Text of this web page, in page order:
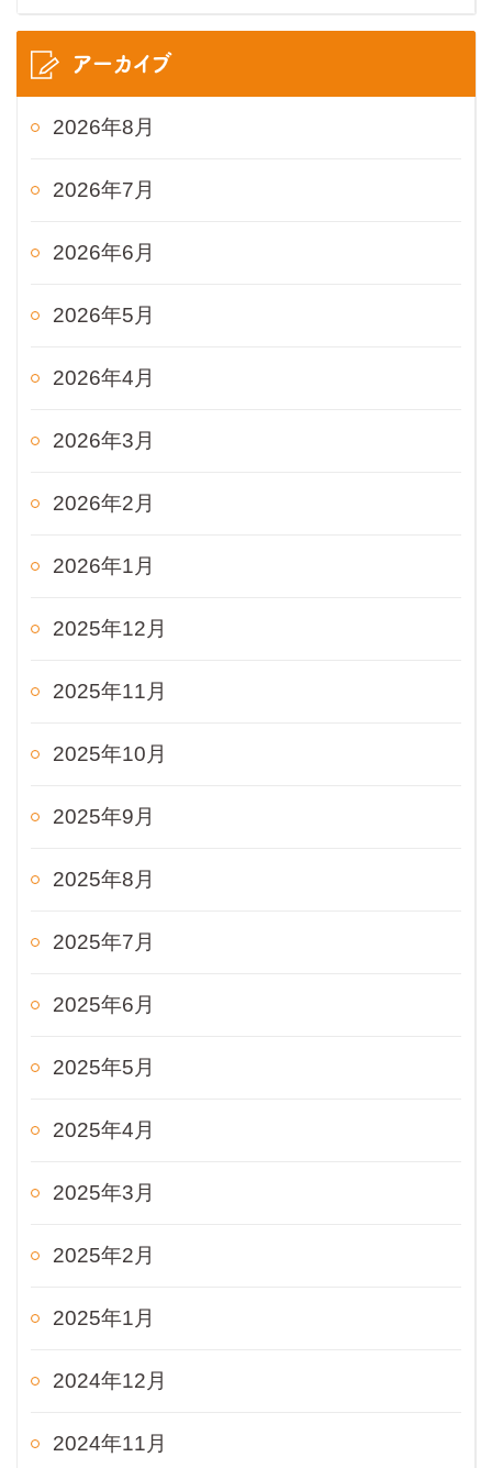
アーカイブ
2026年8月
2026年7月
2026年6月
2026年5月
2026年4月
2026年3月
2026年2月
2026年1月
2025年12月
2025年11月
2025年10月
2025年9月
2025年8月
2025年7月
2025年6月
2025年5月
2025年4月
2025年3月
2025年2月
2025年1月
2024年12月
2024年11月